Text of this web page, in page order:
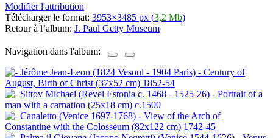
Modifier l'attribution
Télécharger le format: 3953×3485 px (3,2 Mb)
Retour à l’album: J. Paul Getty Museum
Navigation dans l'album: